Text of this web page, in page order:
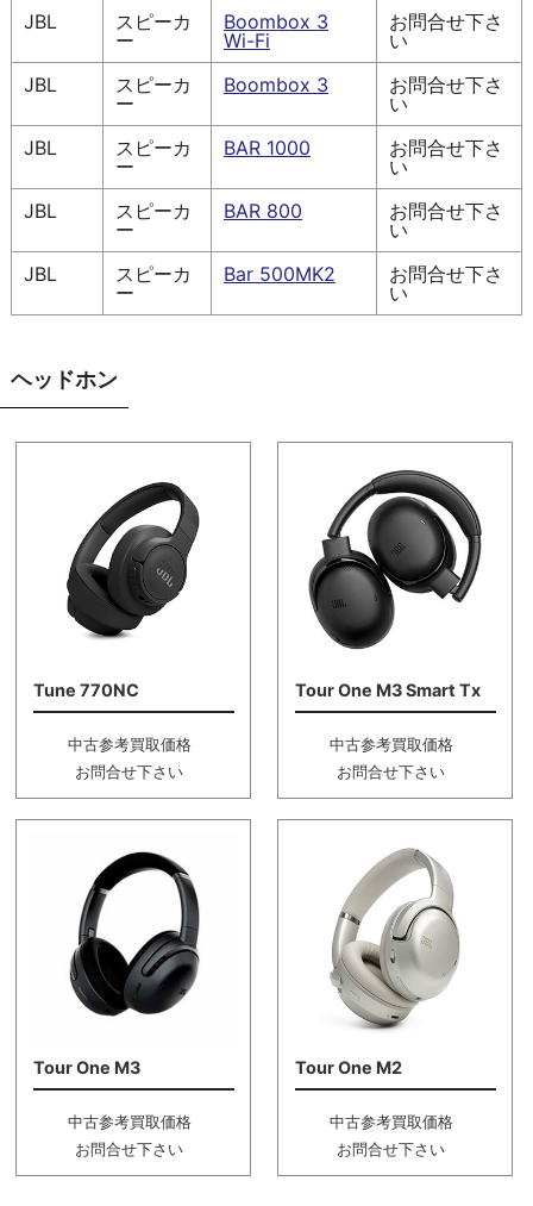
JBL
スピーカ
ー
Boombox 3
Wi-Fi
お問合せ下さ
い
JBL
スピーカ
ー
Boombox 3
お問合せ下さ
い
JBL
スピーカ
ー
BAR 1000
お問合せ下さ
い
JBL
スピーカ
ー
BAR 800
お問合せ下さ
い
JBL
スピーカ
ー
Bar 500MK2
お問合せ下さ
い
ヘッドホン
Tune 770NC
中古参考買取価格
お問合せ下さい
Tour One M3 Smart Tx
中古参考買取価格
お問合せ下さい
Tour One M3
中古参考買取価格
お問合せ下さい
Tour One M2
中古参考買取価格
お問合せ下さい